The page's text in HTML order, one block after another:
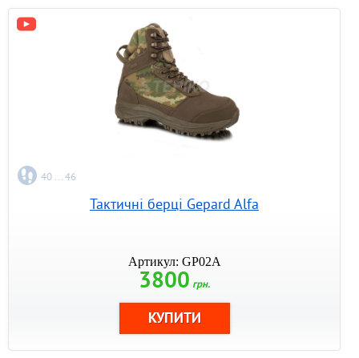
40 ... 46
Тактичні берці Gepard Alfa
Артикул: GP02A
3800 грн.